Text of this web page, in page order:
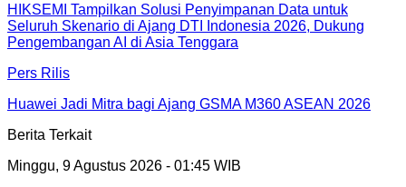
HIKSEMI Tampilkan Solusi Penyimpanan Data untuk
Seluruh Skenario di Ajang DTI Indonesia 2026, Dukung
Pengembangan AI di Asia Tenggara
Pers Rilis
Huawei Jadi Mitra bagi Ajang GSMA M360 ASEAN 2026
Berita Terkait
Minggu, 9 Agustus 2026 - 01:45 WIB